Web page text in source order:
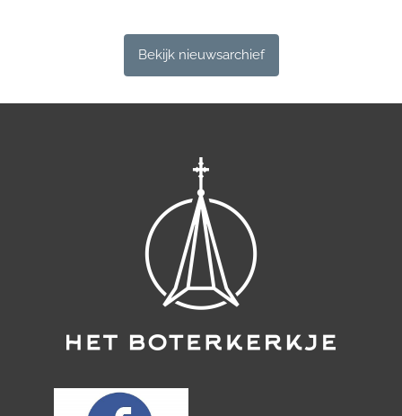
Bekijk nieuwsarchief